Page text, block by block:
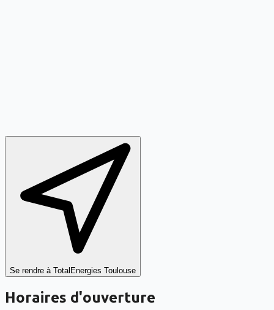
Se rendre à TotalEnergies Toulouse
Horaires d'ouverture